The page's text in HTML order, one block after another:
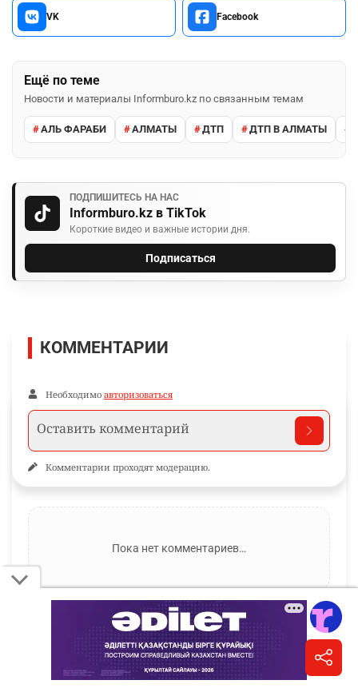
VK Facebook
Ещё по теме
Новости и материалы Informburo.kz по связанным темам
АЛЬ ФАРАБИ АЛМАТЫ ДТП ДТП В АЛМАТЫ
ПОДПИШИТЕСЬ НА НАС
Informburo.kz в TikTok
Короткие видео и важные истории дня.
Подписаться
КОММЕНТАРИИ
Необходимо авторизоваться
Комментарии проходят модерацию.
Пока нет комментариев…